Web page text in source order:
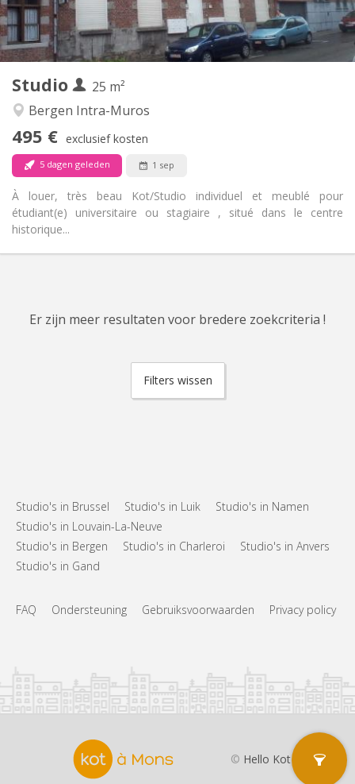
Studio
25 m²
Bergen Intra-Muros
495 € exclusief kosten
5 dagen geleden 1 sep
À louer, très beau Kot/Studio individuel et meublé pour
étudiant(e) universitaire ou stagiaire , situé dans le centre
historique...
Badkamer:
Privaat
Keuken:
Privé (aparte kamer)
Oppervlakte:
25 m
2
Private kamers:
1
Er zijn meer resultaten voor bredere zoekcriteria !
Filters wissen
Studio's in Brussel Studio's in Luik
Studio's in Namen
Studio's in Louvain-La-Neuve
Studio's in Bergen
Studio's in Charleroi
Studio's in Anvers
Studio's in Gand
FAQ Ondersteuning Gebruiksvoorwaarden Privacy policy
© Hello Kot